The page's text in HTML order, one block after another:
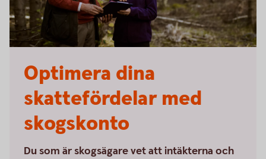
Optimera dina
skattefördelar med
skogskonto
Du som är skogsägare vet att intäkterna och